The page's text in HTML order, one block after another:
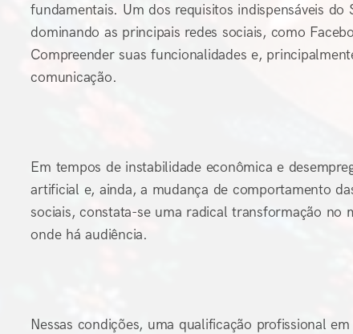
fundamentais. Um dos requisitos indispensáveis
dominando as principais redes sociais, como
Compreender suas funcionalidades e,
comunicação.
Em tempos de instabilidade econômica e
artificial e, ainda, a mudança de comportamento
sociais, constata-se uma radical transformação no
onde há audiência.
Nessas condições, uma qualificação profissional